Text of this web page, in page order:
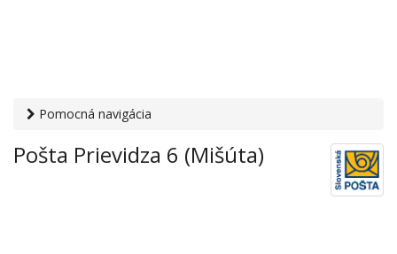
Pomocná navigácia
služby› Pošty› Pošta Prievidza 6 (Mišúta)
Pošta Prievidza 6 (Mišúta)